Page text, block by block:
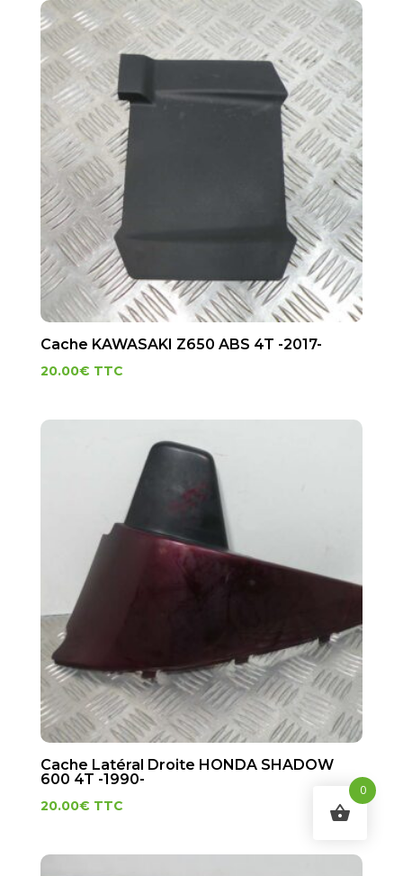
Cache KAWASAKI Z650 ABS 4T -2017-
20.00€ TTC
Cache Latéral Droite HONDA SHADOW
600 4T -1990-
20.00€ TTC
0